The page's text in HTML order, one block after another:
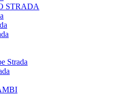
STRADA
Strada